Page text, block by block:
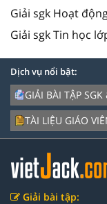
Giải sgk Hoạt
Giải sgk Tin học
Dịch vụ nổi bật:
GIẢI BÀI TẬP SGK
TÀI LIỆU GIÁO
Giải bài tập: